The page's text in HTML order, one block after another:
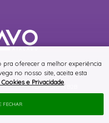
PLATAFORMA B2B
RESERVADOS
pra oferecer a melhor experiência
no nosso site, aceita esta
e Privacidade
FECHAR